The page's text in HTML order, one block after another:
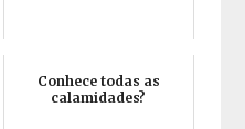
Conhece todas as
calamidades?